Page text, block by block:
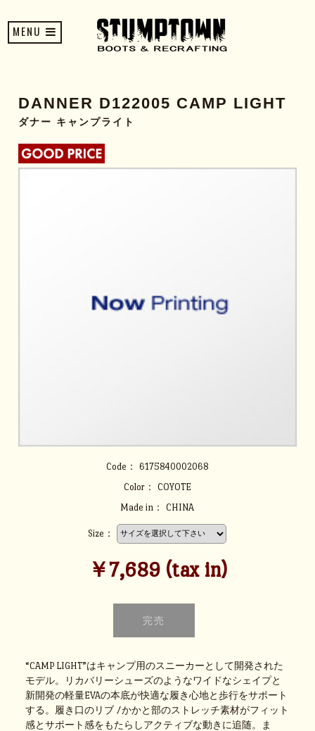
MENU
DANNER D122005 CAMP LIGHT
ダナー キャンプライト
Code：
6175840002068
Color：
COYOTE
Made in：
CHINA
Size：
￥7,689 (tax in)
“CAMP LIGHT”はキャンプ用のスニーカーとして開発された
モデル。リカバリーシューズのようなワイドなシェイプと
新開発の軽量EVAの本底が快適な履き心地と歩行をサポート
する。履き口のリブ /かかと部のストレッチ素材がフィット
感とサポート感をもたらしアクティブな動きに追随。ま